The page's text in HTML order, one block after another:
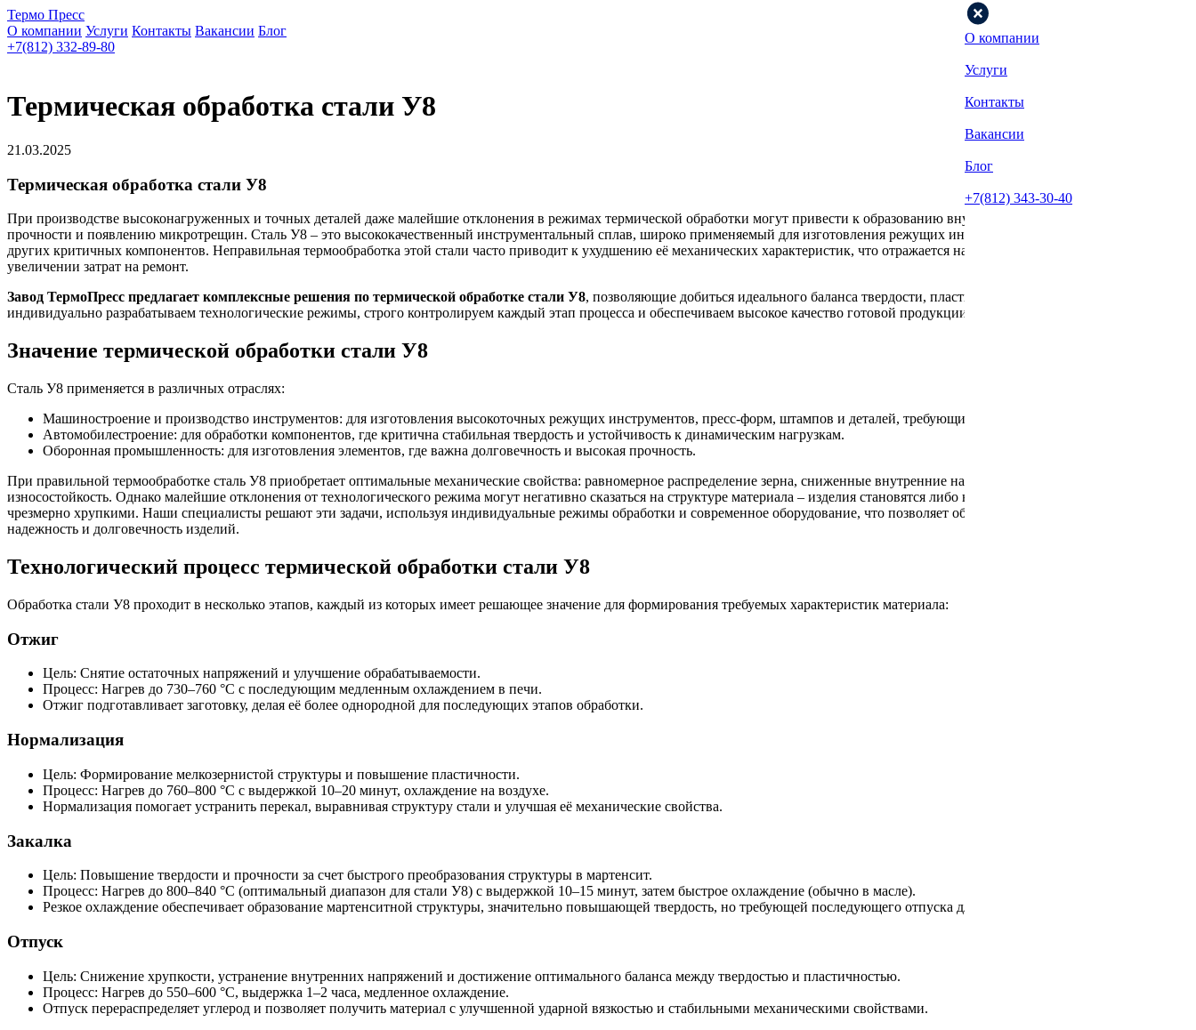
Термо Пресс
О компании Услуги Контакты Вакансии Блог
+7(812) 332-89-80
О компании
Услуги
Контакты
Вакансии
Блог
+7(812) 343-30-40
Термическая обработка стали У8
21.03.2025
Термическая обработка стали У8
При производстве высоконагруженных и точных деталей даже малейшие отклонения в режимах термической обработки могут привести к образованию внутренних напряжений, снижению
прочности и появлению микротрещин. Сталь У8 – это высококачественный инструментальный сплав, широко применяемый для изготовления режущих инструментов, пресс-форм, штампов и
других критичных компонентов. Неправильная термообработка этой стали часто приводит к ухудшению её механических характеристик, что отражается на сроке службы изделий и
увеличении затрат на ремонт.
Завод ТермоПресс предлагает комплексные решения по термической обработке стали У8, позволяющие добиться идеального баланса твердости, пластичности и ударной вязкости. Мы
индивидуально разрабатываем технологические режимы, строго контролируем каждый этап процесса и обеспечиваем высокое качество готовой продукции.
Значение термической обработки стали У8
Сталь У8 применяется в различных отраслях:
Машиностроение и производство инструментов: для изготовления высокоточных режущих инструментов, пресс-форм, штампов и деталей, требующих высокой устойчивости к износу.
Автомобилестроение: для обработки компонентов, где критична стабильная твердость и устойчивость к динамическим нагрузкам.
Оборонная промышленность: для изготовления элементов, где важна долговечность и высокая прочность.
При правильной термообработке сталь У8 приобретает оптимальные механические свойства: равномерное распределение зерна, сниженные внутренние напряжения и повышенную
износостойкость. Однако малейшие отклонения от технологического режима могут негативно сказаться на структуре материала – изделия становятся либо недостаточно закалёнными, либо
чрезмерно хрупкими. Наши специалисты решают эти задачи, используя индивидуальные режимы обработки и современное оборудование, что позволяет обеспечить максимальную
надежность и долговечность изделий.
Технологический процесс термической обработки стали У8
Обработка стали У8 проходит в несколько этапов, каждый из которых имеет решающее значение для формирования требуемых характеристик материала:
Отжиг
Цель: Снятие остаточных напряжений и улучшение обрабатываемости.
Процесс: Нагрев до 730–760 °C с последующим медленным охлаждением в печи.
Отжиг подготавливает заготовку, делая её более однородной для последующих этапов обработки.
Нормализация
Цель: Формирование мелкозернистой структуры и повышение пластичности.
Процесс: Нагрев до 760–800 °C с выдержкой 10–20 минут, охлаждение на воздухе.
Нормализация помогает устранить перекал, выравнивая структуру стали и улучшая её механические свойства.
Закалка
Цель: Повышение твердости и прочности за счет быстрого преобразования структуры в мартенсит.
Процесс: Нагрев до 800–840 °C (оптимальный диапазон для стали У8) с выдержкой 10–15 минут, затем быстрое охлаждение (обычно в масле).
Резкое охлаждение обеспечивает образование мартенситной структуры, значительно повышающей твердость, но требующей последующего отпуска для снижения хрупкости.
Отпуск
Цель: Снижение хрупкости, устранение внутренних напряжений и достижение оптимального баланса между твердостью и пластичностью.
Процесс: Нагрев до 550–600 °C, выдержка 1–2 часа, медленное охлаждение.
Отпуск перераспределяет углерод и позволяет получить материал с улучшенной ударной вязкостью и стабильными механическими свойствами.